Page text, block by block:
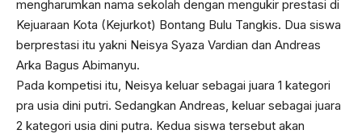
mengharumkan nama sekolah dengan mengukir prestasi di
Kejuaraan Kota (Kejurkot) Bontang Bulu Tangkis. Dua siswa
berprestasi itu yakni Neisya Syaza Vardian dan Andreas
Arka Bagus Abimanyu.
Pada kompetisi itu, Neisya keluar sebagai juara 1 kategori
pra usia dini putri. Sedangkan Andreas, keluar sebagai juara
2 kategori usia dini putra. Kedua siswa tersebut akan